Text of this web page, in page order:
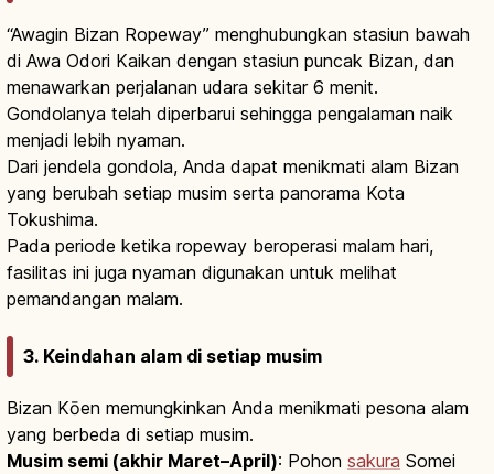
“Awagin Bizan Ropeway” menghubungkan stasiun bawah
di Awa Odori Kaikan dengan stasiun puncak Bizan, dan
menawarkan perjalanan udara sekitar 6 menit.
Gondolanya telah diperbarui sehingga pengalaman naik
menjadi lebih nyaman.
Dari jendela gondola, Anda dapat menikmati alam Bizan
yang berubah setiap musim serta panorama Kota
Tokushima.
Pada periode ketika ropeway beroperasi malam hari,
fasilitas ini juga nyaman digunakan untuk melihat
pemandangan malam.
3. Keindahan alam di setiap musim
Bizan Kōen memungkinkan Anda menikmati pesona alam
yang berbeda di setiap musim.
Musim semi (akhir Maret–April): Pohon sakura Somei